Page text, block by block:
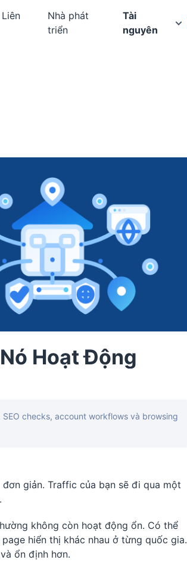
Nhà phát
triển
Tài
nguyên
Hoạt Động
checks, account workflows và browsing
giản. Traffic của bạn sẽ đi qua một
không còn hoạt động ổn. Có thể
hiển thị khác nhau ở từng quốc gia.
ổn định hơn.